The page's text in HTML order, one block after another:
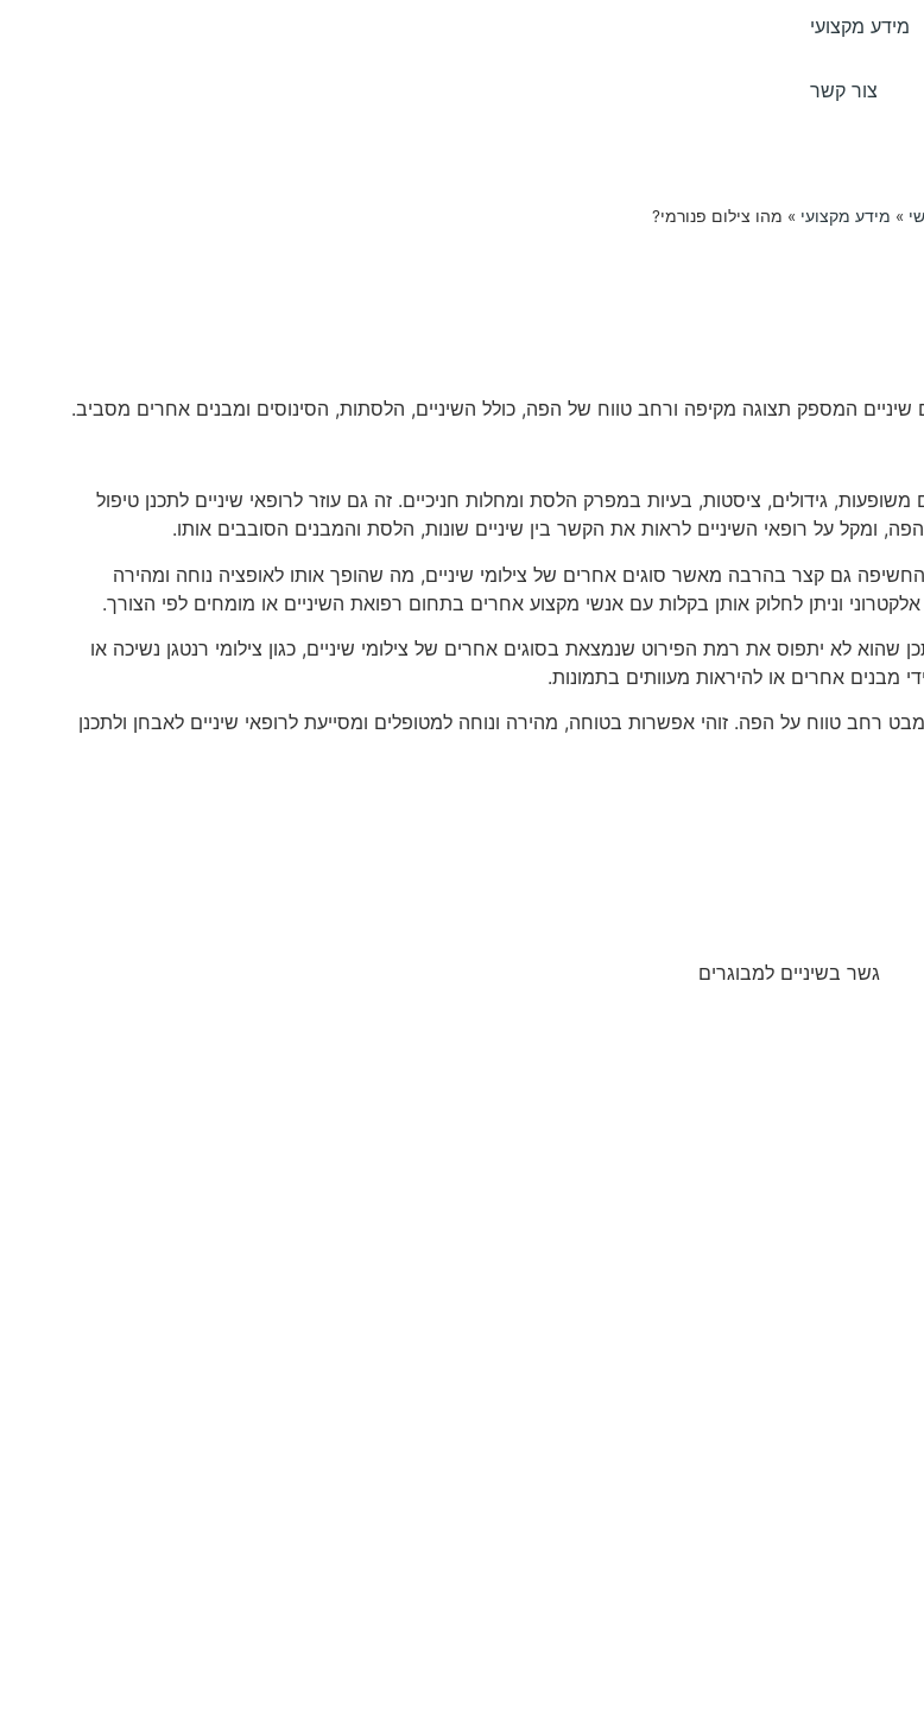
מידע מקצועי
צור קשר
» מידע מקצועי » מהו צילום פנורמי?
גידולים, ציסטות, בעיות במפרק הלסת ומחלות חניכיים. זה גם עוזר לרופאי שיניים לתכנן טיפול
ומקל על רופאי השיניים לראות את הקשר בין שיניים שונות, הלסת והמבנים הסובבים אותו.
גם קצר בהרבה מאשר סוגים אחרים של צילומי שיניים, מה שהופך אותו לאופציה נוחה ומהירה
וניתן לחלוק אותן בקלות עם אנשי מקצוע אחרים בתחום רפואת השיניים או מומחים לפי הצורך.
לא יתפוס את רמת הפירוט שנמצאת בסוגים אחרים של צילומי שיניים, כגון צילומי רנטגן נשיכה או
מבנים אחרים או להיראות מעוותים בתמונות.
רחב טווח על הפה. זוהי אפשרות בטוחה, מהירה ונוחה למטופלים ומסייעת לרופאי שיניים לאבחן ולתכנן